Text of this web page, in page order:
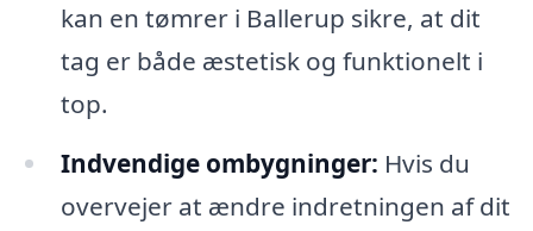
kan en tømrer i Ballerup sikre, at dit
tag er både æstetisk og funktionelt i
top.
Indvendige ombygninger: Hvis du
overvejer at ændre indretningen af dit